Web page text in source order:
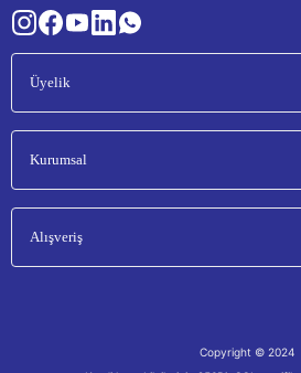
Üyelik
Kurumsal
Alışveriş
Copyright © 2024